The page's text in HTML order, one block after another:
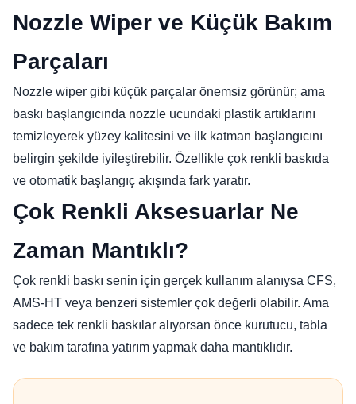
Nozzle Wiper ve Küçük Bakım
Parçaları
Nozzle wiper gibi küçük parçalar önemsiz görünür; ama
baskı başlangıcında nozzle ucundaki plastik artıklarını
temizleyerek yüzey kalitesini ve ilk katman başlangıcını
belirgin şekilde iyileştirebilir. Özellikle çok renkli baskıda
ve otomatik başlangıç akışında fark yaratır.
Çok Renkli Aksesuarlar Ne
Zaman Mantıklı?
Çok renkli baskı senin için gerçek kullanım alanıysa CFS,
AMS-HT veya benzeri sistemler çok değerli olabilir. Ama
sadece tek renkli baskılar alıyorsan önce kurutucu, tabla
ve bakım tarafına yatırım yapmak daha mantıklıdır.